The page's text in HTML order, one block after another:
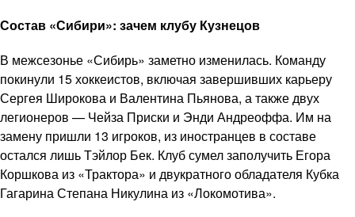
Состав «Сибири»: зачем клубу Кузнецов
В межсезонье «Сибирь» заметно изменилась. Команду
покинули 15 хоккеистов, включая завершивших карьеру
Сергея Широкова и Валентина Пьянова, а также двух
легионеров — Чейза Приски и Энди Андреоффа. Им на
замену пришли 13 игроков, из иностранцев в составе
остался лишь Тэйлор Бек. Клуб сумел заполучить Егора
Коршкова из «Трактора» и двукратного обладателя Кубка
Гагарина Степана Никулина из «Локомотива».